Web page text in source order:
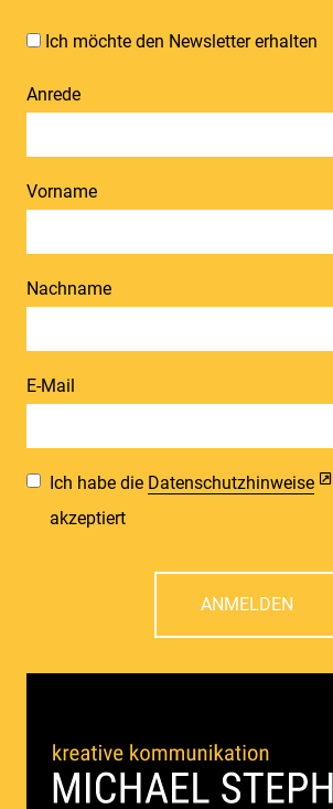
Ich möchte den Newsletter erhalten
Anrede
Vorname
Nachname
E-Mail
Ich habe die Datenschutzhinweise
akzeptiert
ANMELDEN